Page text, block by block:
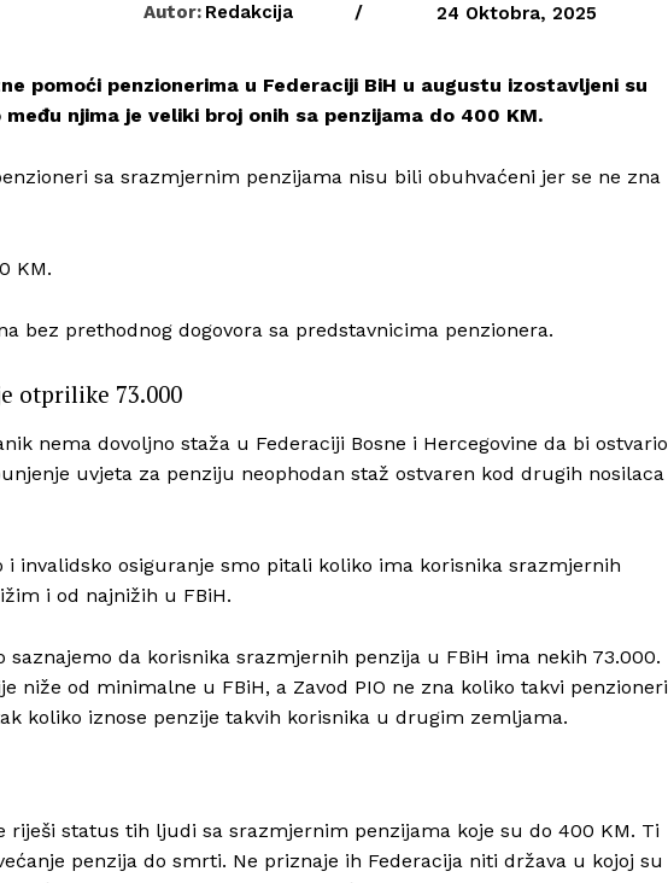
Autor: Redakcija / 24 Oktobra, 2025
pomoći penzionerima u Federaciji BiH u augustu izostavljeni su
njima je veliki broj onih sa penzijama do 400 KM.
sa srazmjernim penzijama nisu bili obuhvaćeni jer se ne zna
KM.
bez prethodnog dogovora sa predstavnicima penzionera.
otprilike 73.000
nema dovoljno staža u Federaciji Bosne i Hercegovine da bi ostvario
uvjeta za penziju neophodan staž ostvaren kod drugih nosilaca
i invalidsko osiguranje smo pitali koliko ima korisnika srazmjernih
i od najnižih u FBiH.
saznajemo da korisnika srazmjernih penzija u FBiH ima nekih 73.000.
niže od minimalne u FBiH, a Zavod PIO ne zna koliko takvi penzioneri
koliko iznose penzije takvih korisnika u drugim zemljama.
riješi status tih ljudi sa srazmjernim penzijama koje su do 400 KM. Ti
penzija do smrti. Ne priznaje ih Federacija niti država u kojoj su